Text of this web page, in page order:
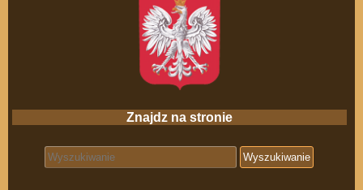
Znajdz na stronie
Search for: